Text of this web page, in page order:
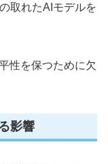
取れたAIモデルを
性を保つために欠
影響